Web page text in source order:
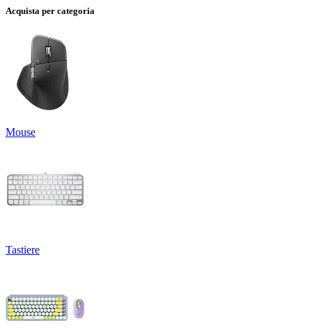
Acquista per categoria
Mouse
Tastiere